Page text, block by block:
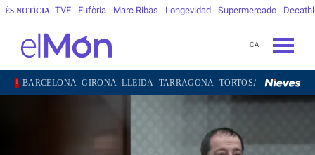
ÉS NOTÍCIA TVE Eufòria Marc Ribas Longevidad Supermercado
CA
BARCELONA–GIRONA–LLEIDA–TARRAGONA–TORTOSA –MATARÓ